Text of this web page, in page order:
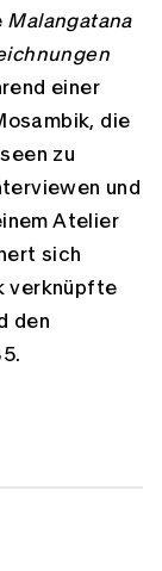
Malangatana
einer
die
zu
und
Atelier
sich
verknüpfte
den